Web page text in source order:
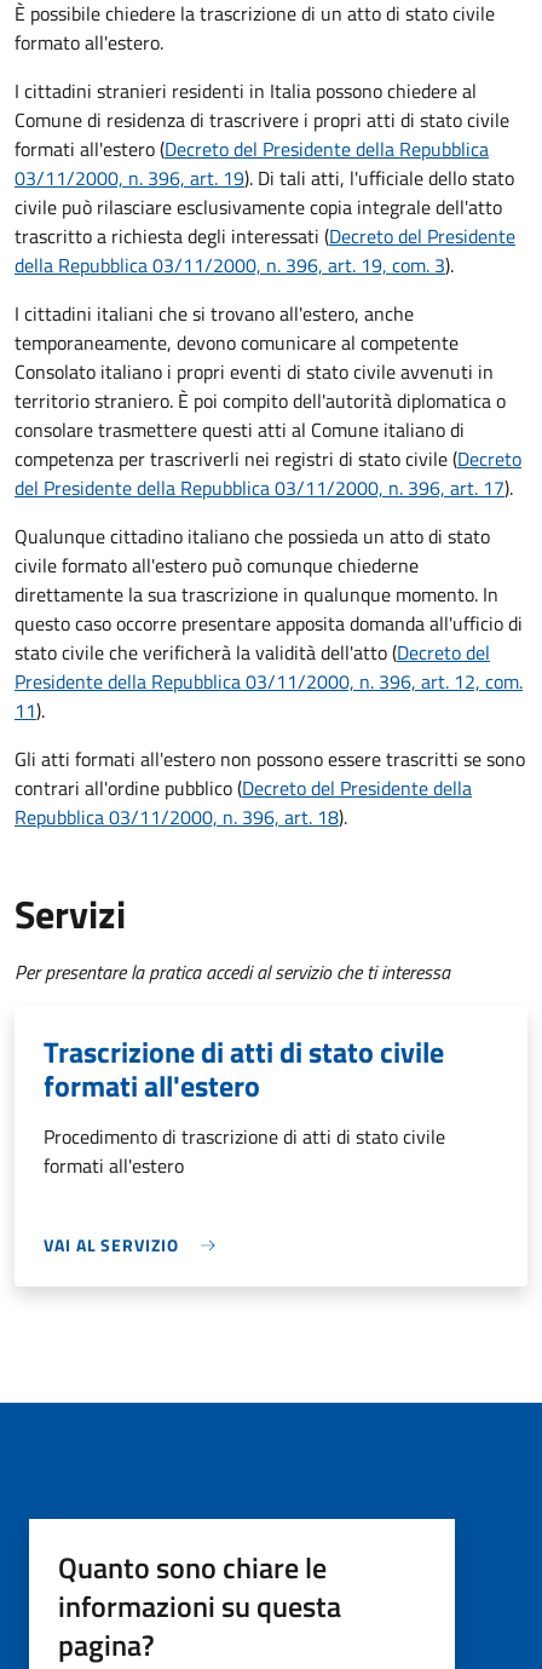
È possibile chiedere la trascrizione di un atto di stato civile
formato all'estero.
I cittadini stranieri residenti in Italia possono chiedere al
Comune di residenza di trascrivere i propri atti di stato civile
formati all'estero (Decreto del Presidente della Repubblica
03/11/2000, n. 396, art. 19). Di tali atti, l'ufficiale dello stato
civile può rilasciare esclusivamente copia integrale dell'atto
trascritto a richiesta degli interessati (Decreto del Presidente
della Repubblica 03/11/2000, n. 396, art. 19, com. 3).
I cittadini italiani che si trovano all'estero, anche
temporaneamente, devono comunicare al competente
Consolato italiano i propri eventi di stato civile avvenuti in
territorio straniero. È poi compito dell'autorità diplomatica o
consolare trasmettere questi atti al Comune italiano di
competenza per trascriverli nei registri di stato civile (Decreto
del Presidente della Repubblica 03/11/2000, n. 396, art. 17).
Qualunque cittadino italiano che possieda un atto di stato
civile formato all'estero può comunque chiederne
direttamente la sua trascrizione in qualunque momento. In
questo caso occorre presentare apposita domanda all'ufficio di
stato civile che verificherà la validità dell'atto (Decreto del
Presidente della Repubblica 03/11/2000, n. 396, art. 12, com.
11).
Gli atti formati all'estero non possono essere trascritti se sono
contrari all'ordine pubblico (Decreto del Presidente della
Repubblica 03/11/2000, n. 396, art. 18).
Servizi
Per presentare la pratica accedi al servizio che ti interessa
Trascrizione di atti di stato civile
formati all'estero
Procedimento di trascrizione di atti di stato civile
formati all'estero
VAI AL SERVIZIO
Quanto sono chiare le
informazioni su questa
pagina?